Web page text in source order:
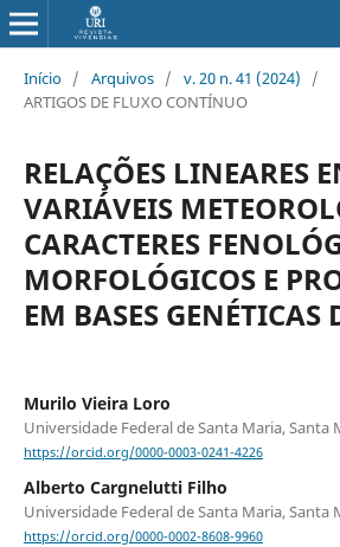
Início / Arquivos / v. 20 n. 41 (2024)
/
ARTIGOS DE FLUXO CONTÍNUO
RELAÇÕES LINEARES
VARIÁVEIS
CARACTERES
MORFOLÓGICOS E
EM BASES
Murilo Vieira Loro
Universidade Federal de Santa Maria, Santa
https://orcid.org/0000-0003-0241-4226
Alberto Cargnelutti Filho
Universidade Federal de Santa Maria, Santa
https://orcid.org/0000-0002-8608-9960